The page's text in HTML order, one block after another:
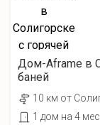
Дом-Aframe в
баней
10 км от
1 дом на 4